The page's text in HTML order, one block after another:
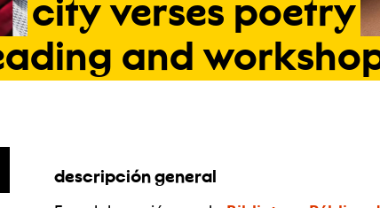
city verses poetry
and
descripción general